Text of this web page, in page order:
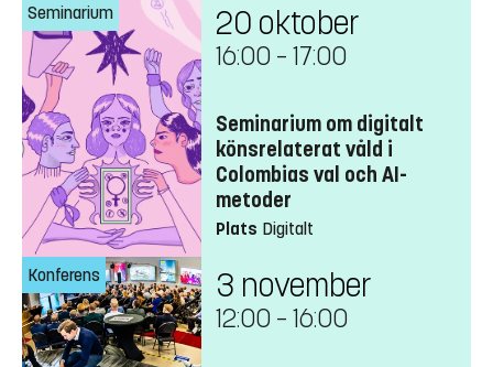
Seminarium 20 oktober
16:00 – 17:00
Seminarium om digitalt
könsrelaterat våld i
Colombias val och AI-
metoder
Plats Digitalt
Konferens 3 november
12:00 – 16:00